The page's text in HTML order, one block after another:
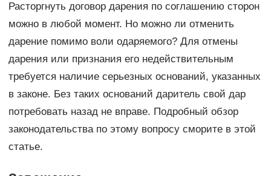
Расторгнуть договор дарения по соглашению сторон
можно в любой момент. Но можно ли отменить
дарение помимо воли одаряемого? Для отмены
дарения или признания его недействительным
требуется наличие серьезных оснований, указанных
в законе. Без таких оснований даритель свой дар
потребовать назад не вправе. Подробный обзор
законодательства по этому вопросу сморите в этой
статье.